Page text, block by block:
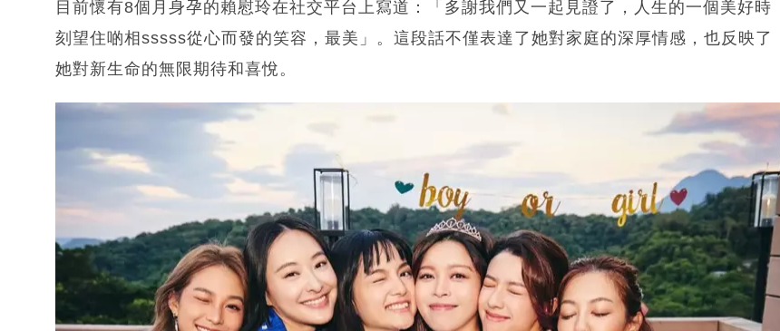
目前懷有8個月身孕的賴慰玲在社交平台上寫道：「多謝我們又一起見證了，人生的一個美好時
刻望住啲相sssss從心而發的笑容，最美」。這段話不僅表達了她對家庭的深厚情感，也反映了
她對新生命的無限期待和喜悅。